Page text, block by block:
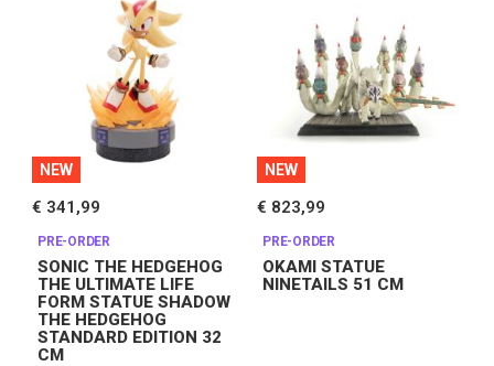
NEW
SONIC THE HEDGEHOG
THE ULTIMATE LIFE
FORM STATUE SHADOW
THE HEDGEHOG
STANDARD EDITION 32
CM
€ 341,99
PRE-ORDER
NEW
OKAMI STATUE
NINETAILS 51 CM
€ 823,99
PRE-ORDER